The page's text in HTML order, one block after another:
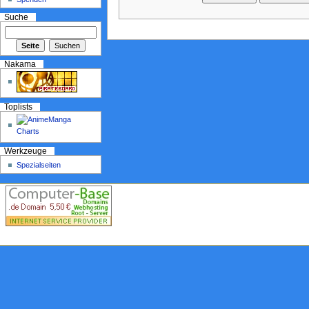
Suche
Nakama
Toplists
Werkzeuge
Spezialseiten